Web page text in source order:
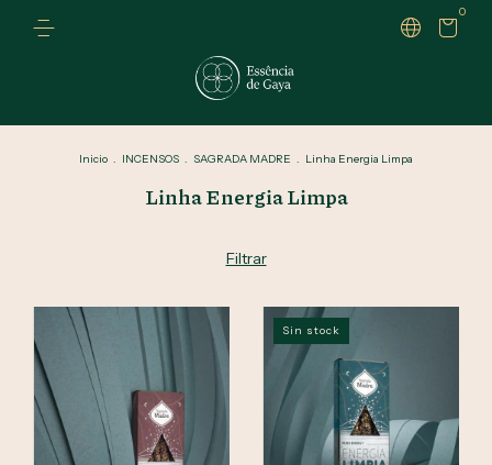
0
Inicio . INCENSOS . SAGRADA MADRE . Linha Energia Limpa
Linha Energia Limpa
Filtrar
Sin stock